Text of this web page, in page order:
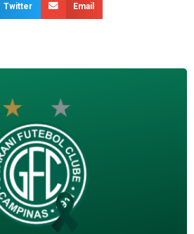
Twitter Email